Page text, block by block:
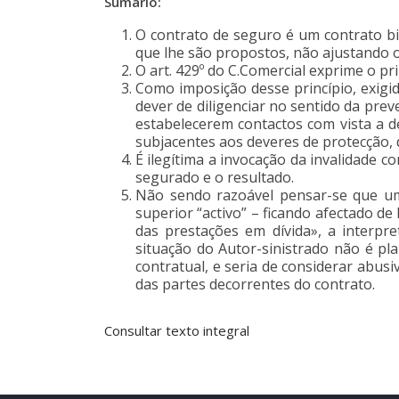
O contrato de seguro é um contrato
que lhe são propostos, não ajustando
O art. 429º do C.Comercial exprime o
Como imposição desse princípio,
dever de diligenciar no sentido da
estabelecerem contactos com vista a
subjacentes aos deveres de
É ilegítima a invocação da invalidade
segurado e o resultado.
Não sendo razoável pensar-se que
superior “activo” – ficando afectado
das prestações em dívida», a
situação do Autor-sinistrado não é
contratual, e seria de considerar
das partes decorrentes do contrato.
Consultar texto integral